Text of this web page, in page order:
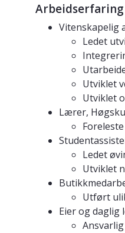
Arbeidserfaring
Vitenskapelig
Ledet
Utviklet
Utviklet
Lærer,
Ledet
Utviklet
Utført
Eier og daglig